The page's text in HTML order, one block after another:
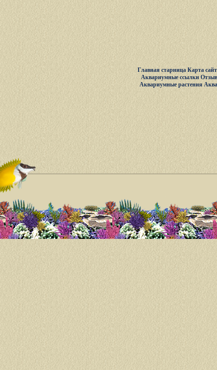
Главная старница Карта
Аквариумные ссылки
Аквариумные растения